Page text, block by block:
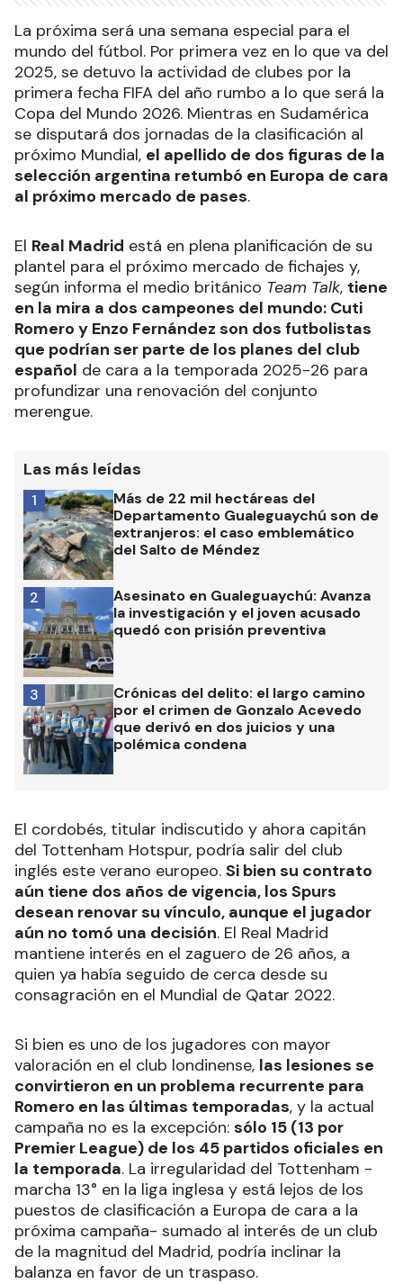
La próxima será una semana especial para el
mundo del fútbol. Por primera vez en lo que va del
2025, se detuvo la actividad de clubes por la
primera fecha FIFA del año rumbo a lo que será la
Copa del Mundo 2026. Mientras en Sudamérica
se disputará dos jornadas de la clasificación al
próximo Mundial, el apellido de dos figuras de la
selección argentina retumbó en Europa de cara
al próximo mercado de pases.
El Real Madrid está en plena planificación de su
plantel para el próximo mercado de fichajes y,
según informa el medio británico Team Talk, tiene
en la mira a dos campeones del mundo: Cuti
Romero y Enzo Fernández son dos futbolistas
que podrían ser parte de los planes del club
español de cara a la temporada 2025-26 para
profundizar una renovación del conjunto
merengue.
Las más leídas
Más de 22 mil hectáreas del
Departamento Gualeguaychú son de
extranjeros: el caso emblemático
del Salto de Méndez
1
Asesinato en Gualeguaychú: Avanza
la investigación y el joven acusado
quedó con prisión preventiva
2
Crónicas del delito: el largo camino
por el crimen de Gonzalo Acevedo
que derivó en dos juicios y una
polémica condena
3
El cordobés, titular indiscutido y ahora capitán
del Tottenham Hotspur, podría salir del club
inglés este verano europeo. Si bien su contrato
aún tiene dos años de vigencia, los Spurs
desean renovar su vínculo, aunque el jugador
aún no tomó una decisión. El Real Madrid
mantiene interés en el zaguero de 26 años, a
quien ya había seguido de cerca desde su
consagración en el Mundial de Qatar 2022.
Si bien es uno de los jugadores con mayor
valoración en el club londinense, las lesiones se
convirtieron en un problema recurrente para
Romero en las últimas temporadas, y la actual
campaña no es la excepción: sólo 15 (13 por
Premier League) de los 45 partidos oficiales en
la temporada. La irregularidad del Tottenham -
marcha 13° en la liga inglesa y está lejos de los
puestos de clasificación a Europa de cara a la
próxima campaña- sumado al interés de un club
de la magnitud del Madrid, podría inclinar la
balanza en favor de un traspaso.